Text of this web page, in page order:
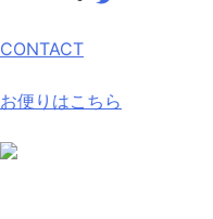
CONTACT
お便りはこちら